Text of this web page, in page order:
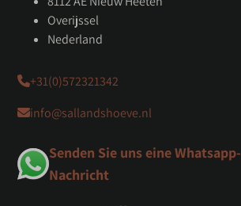
Overijssel
Nederland
+31(0)572321342
info@sallandshoeve.nl
Senden Sie uns eine Whatsapp-
Nachricht